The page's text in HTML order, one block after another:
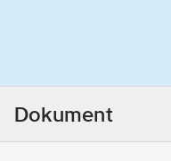
Dokument